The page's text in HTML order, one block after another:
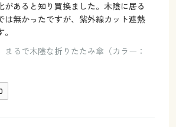
があると知り買換ました。木陰に居る
は無かったですが、紫外線カット遮熱
るで木陰な折りたたみ傘（カラー：